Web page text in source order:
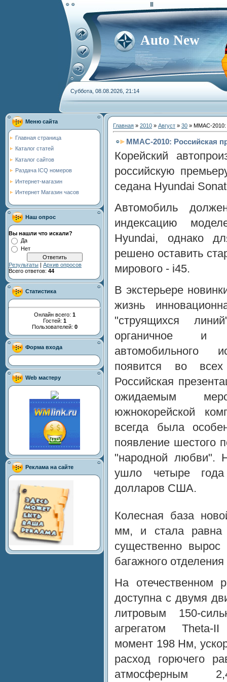
Auto New
Суббота, 08.08.2026, 21:14
Меню сайта
Главная страница
Каталог статей
Каталог сайтов
Раздача ICQ номеров
Интернет-магазин
Интернет Магазин часов
Наш опрос
Вы нашли что искали?
Да
Нет
Результаты | Архив опросов
Всего ответов: 44
Статистика
Онлайн всего: 1
Гостей: 1
Пользователей: 0
Форма входа
Web мастеру
Реклама на сайте
Главная » 2010 » Август » 30 » ММАС-2010:
ММАС-2010: Российская
Корейский
российскую
седана Hyundai
Автомобиль
индексацию
Hyundai, однако
решено оставить
мирового - i45.
В экстерьере
жизнь
"струящихся
органичное и
автомобильного
появится во
Российская
ожидаемым
южнокорейской
всегда была
появление шестого
"народной любви".
ушло четыре
долларов США.
Колесная база
мм, и стала
существенно
багажного
На отечественном
доступна c двумя
литровым 150-
агрегатом Theta-
момент 198 Нм,
расход горючего
атмосферным